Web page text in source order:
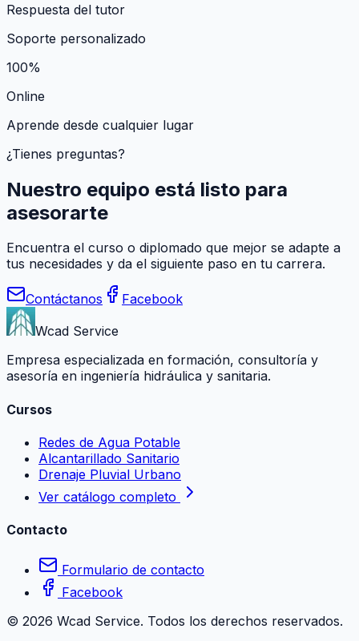
Respuesta del tutor
Soporte personalizado
100%
Online
Aprende desde cualquier lugar
¿Tienes preguntas?
Nuestro equipo está listo para
asesorarte
Encuentra el curso o diplomado que mejor se adapte a
tus necesidades y da el siguiente paso en tu carrera.
Contáctanos
Facebook
Wcad Service
Empresa especializada en formación, consultoría y
asesoría en ingeniería hidráulica y sanitaria.
Cursos
Redes de Agua Potable
Alcantarillado Sanitario
Drenaje Pluvial Urbano
Ver catálogo completo
Contacto
Formulario de contacto
Facebook
© 2026 Wcad Service. Todos los derechos reservados.